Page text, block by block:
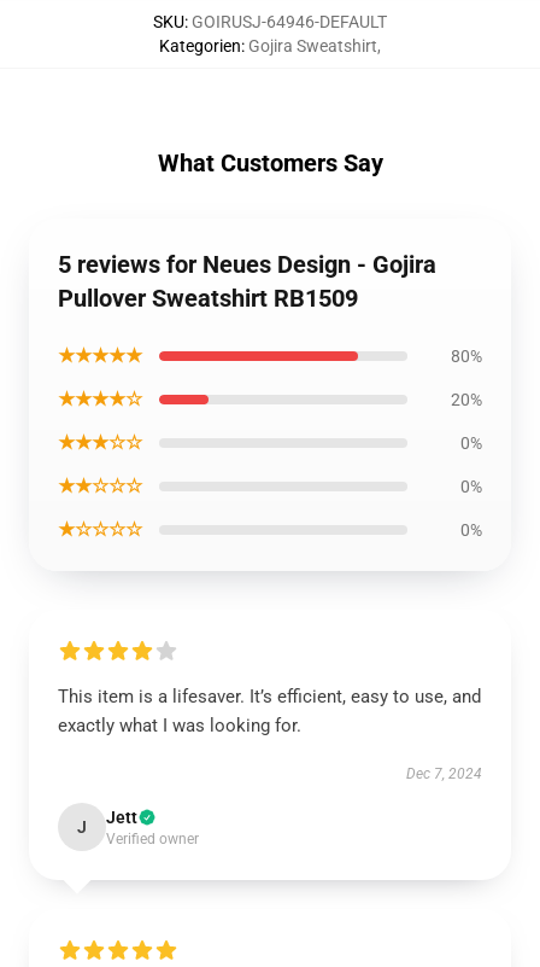
SKU: GOIRUSJ-64946-DEFAULT
Kategorien: Gojira Sweatshirt,
What Customers Say
5 reviews for Neues Design - Gojira
Pullover Sweatshirt RB1509
★★★★★ 80%
★★★★☆ 20%
★★★☆☆ 0%
★★☆☆☆ 0%
★☆☆☆☆ 0%
This item is a lifesaver. It’s efficient, easy to use, and
exactly what I was looking for.
Dec 7, 2024
J Jett
Verified owner